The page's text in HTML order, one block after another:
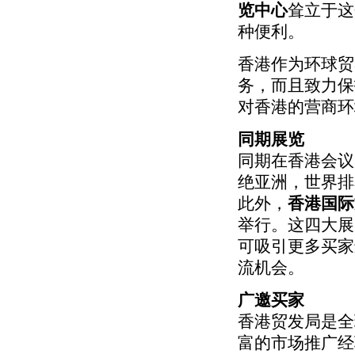
览中心耸立于
种便利。
香港作为环球
务，而且致力
对香港的营商
同期展览
同期在香港会
绝亚洲，世界
此外， 香港国
举行。这四大
可吸引更多买
流机会。
广邀买家
香港贸发局是
富的市场推广